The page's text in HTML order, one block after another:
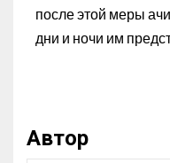
после этой меры
дни и ночи им
Автор